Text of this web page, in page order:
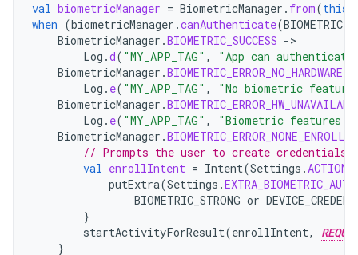
val biometricManager = BiometricManager . from(this
when (biometricManager .canAuthenticate(
BiometricManager .BIOMETRIC_SUCCESS -
Log .d( "MY_APP_TAG" ,
"App can
BiometricManager .BIOMETRIC_ERROR_NO_HARDWARE
Log . e( "MY_APP_TAG" ,
"No biometric
BiometricManager .
Log . e( "MY_APP_TAG" ,
"Biometric features
BiometricManager .BIOMETRIC_ERROR_NONE_ENROLLED
// Prompts the user to create credentials
val enrollIntent = Intent(Settings .
putExtra(Settings .
BIOMETRIC_STRONG or
}
startActivityForResult(enrollIntent,
}